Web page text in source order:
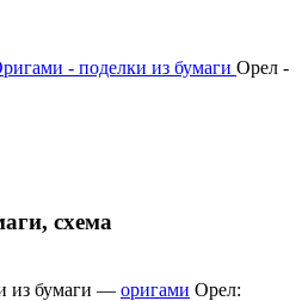
- поделки из бумаги Орел -
схема
из бумаги — оригами Орел: